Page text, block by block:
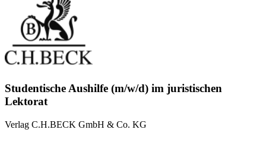
Studentische Aushilfe (m/w/d) im juristischen
Lektorat
Verlag C.H.BECK GmbH & Co. KG